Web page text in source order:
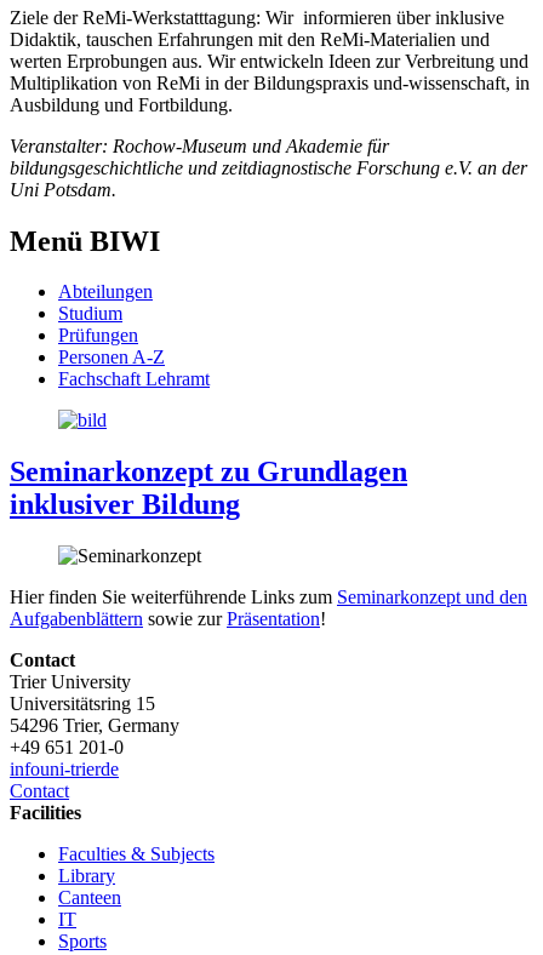
Ziele der ReMi-Werkstatttagung: Wir informieren über inklusive
Didaktik, tauschen Erfahrungen mit den ReMi-Materialien und
werten Erprobungen aus. Wir entwickeln Ideen zur Verbreitung und
Multiplikation von ReMi in der Bildungspraxis und-wissenschaft, in
Ausbildung und Fortbildung.
Veranstalter: Rochow-Museum und Akademie für
bildungsgeschichtliche und zeitdiagnostische Forschung e.V. an der
Uni Potsdam.
Menü BIWI
Abteilungen
Studium
Prüfungen
Personen A-Z
Fachschaft Lehramt
Seminarkonzept zu Grundlagen
inklusiver Bildung
Hier finden Sie weiterführende Links zum Seminarkonzept und den
Aufgabenblättern sowie zurPräsentation!
Contact
Trier University
Universitätsring 15
54296 Trier, Germany
+49 651 201-0
infouni-trierde
Contact
Facilities
Faculties & Subjects
Library
Canteen
IT
Sports